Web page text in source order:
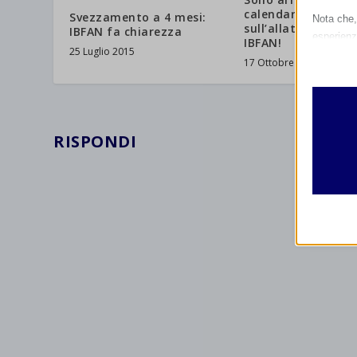
Svezzamento a 4 mesi:
IBFAN fa chiarezza
25 Luglio 2015
calendari
sull’allattamento di
IBFAN!
17 Ottobre 2013
RISPONDI
Nota
I
Altri